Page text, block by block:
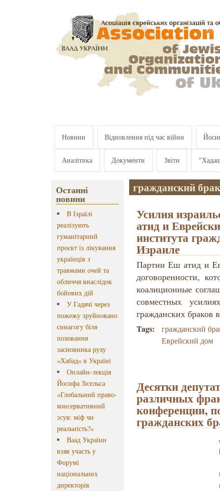
Новини Відновлення під час війни
Аналітика Документи Звіти
Останні
новини
В Ізраїлі
реалізують
гуманітарний
проєкт із лікування
українців з
травмами очей та
обличчя внаслідок
бойових дій
У Гадячі через
пожежу зруйновано
синагогу біля
поховання
засновника руху
«Хабад» в Україні
Онлайн-лекція
Йосифа Зісельса
«Глобальний право-
консервативний
зсув: міф чи
реальність?»
Ваад України
взяв участь у
Форумі
національних
директорів
гражданский
Усилия
атид и
института
Израиле
Партии Еш атид и
договоренности,
коалиционные
совместных
гражданских браков
Tags:
гражданский
Еврейский дом
Десятки
различных
конференции,
гражданских